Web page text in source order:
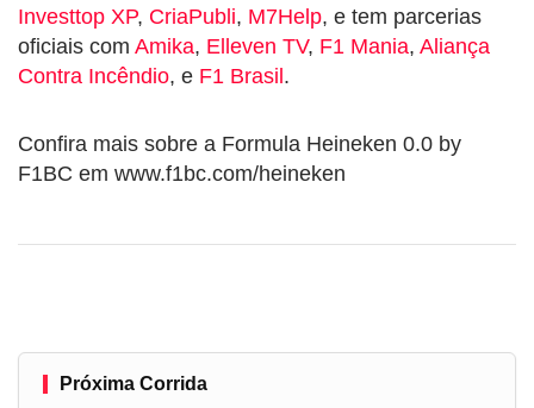
Investtop XP, CriaPubli, M7Help, e tem parcerias
oficiais com Amika, Elleven TV, F1 Mania, Aliança
Contra Incêndio, e F1 Brasil.
Confira mais sobre a Formula Heineken 0.0 by
F1BC em www.f1bc.com/heineken
Próxima Corrida